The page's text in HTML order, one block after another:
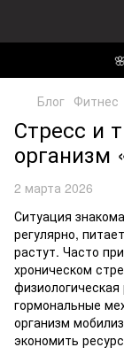
Блог Фитнес
Стресс и
организм
2 марта 2026
Ситуация
регулярно,
растут. Часто
хроническом
гормональные
организм
экономить